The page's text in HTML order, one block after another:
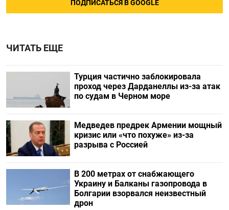
ПОДПИСАТЬСЯ В GOOGLE
ЧИТАТЬ ЕЩЕ
Турция частично заблокировала
проход через Дарданеллы из-за атак
по судам в Черном море
Медведев предрек Армении мощный
кризис или «что похуже» из-за
разрыва с Россией
В 200 метрах от снабжающего
Украину и Балканы газопровода в
Болгарии взорвался неизвестный
дрон